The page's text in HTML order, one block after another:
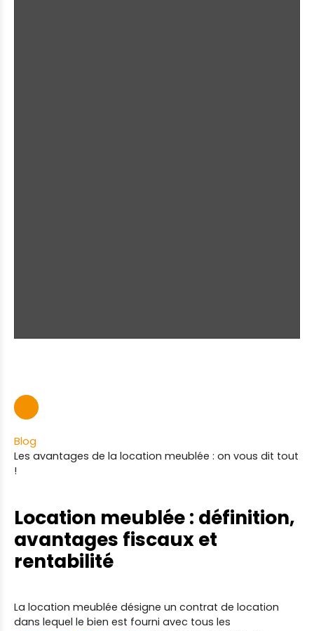
Blog
Les avantages de la location meublée : on vous dit tout
!
Location meublée : définition,
avantages fiscaux et
rentabilité
La location meublée désigne un contrat de location
dans lequel le bien est fourni avec tous les